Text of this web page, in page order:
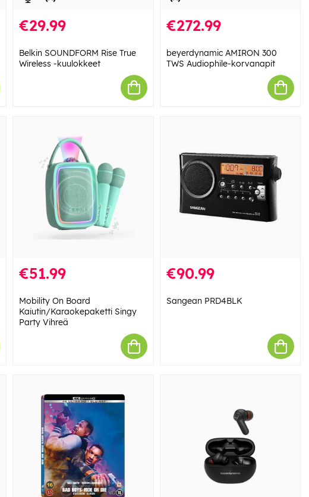
€29.99
Belkin SOUNDFORM Rise True
Wireless -kuulokkeet
€272.99
beyerdynamic AMIRON 300
TWS Audiophile-korvanapit
€51.99
Mobility On Board
Kaiutin/Karaokepaketti Singy
Party Vihreä
€90.99
Sangean PRD4BLK